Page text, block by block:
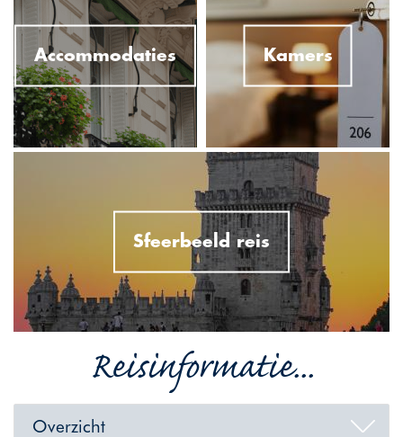
Accommodaties Kamers
Sfeerbeeld reis
Reisinformatie...
Overzicht